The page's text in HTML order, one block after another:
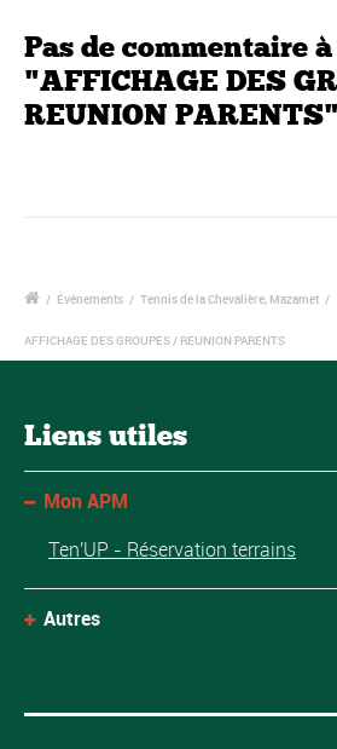
Pas de commentaire à
"AFFICHAGE DES
REUNION PARENTS"
/ Événements / Tennis de la Chevalière, Mazamet /
AFFICHAGE DES GROUPES / REUNION PARENTS
Liens utiles
Mon APM
Ten'UP - Réservation terrains
Autres